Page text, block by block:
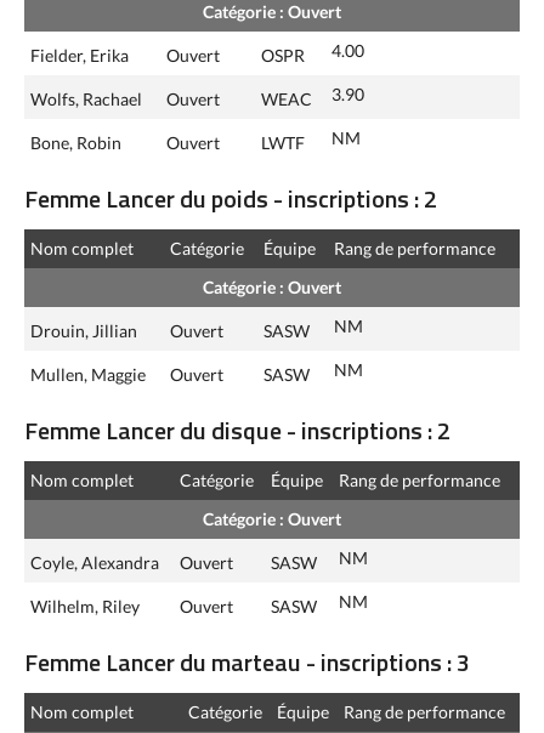
Catégorie : Ouvert
Fielder, Erika Ouvert OSPR 4.00
Wolfs, Rachael Ouvert WEAC 3.90
Bone, Robin Ouvert LWTF NM
Femme Lancer du poids - inscriptions : 2
Nom complet Catégorie Équipe
Rang de performance
Catégorie : Ouvert
Drouin, Jillian Ouvert SASW NM
Mullen, Maggie Ouvert SASW NM
Femme Lancer du disque - inscriptions : 2
Nom complet Catégorie Équipe
Rang de performance
Catégorie : Ouvert
Coyle, Alexandra Ouvert SASW NM
Wilhelm, Riley Ouvert SASW NM
Femme Lancer du marteau - inscriptions : 3
Nom complet Catégorie Équipe Rang de performance